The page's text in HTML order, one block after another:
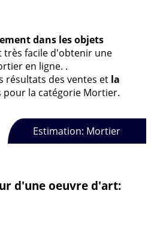
dans les objets
très facile d'obtenir une
en ligne. .
résultats des ventes et la
pour la catégorie Mortier.
Estimation: Mortier
d'une oeuvre d'art: